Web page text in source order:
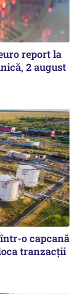
report la
2 august
o capcană
tranzacții